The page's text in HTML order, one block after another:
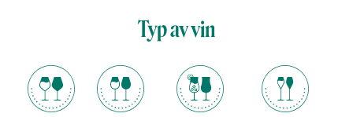
Typ av vin